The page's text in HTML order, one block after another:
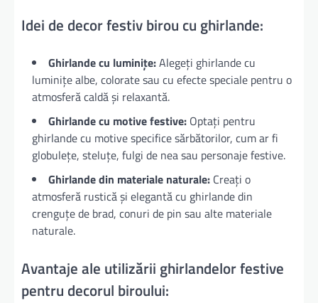
Idei de decor festiv birou cu ghirlande:
Ghirlande cu luminițe:Alegeți ghirlande cu
luminițe albe, colorate sau cu efecte speciale pentru o
atmosferă caldă și relaxantă.
Ghirlande cu motive festive: Optați pentru
ghirlande cu motive specifice sărbătorilor, cum ar fi
globulețe, steluțe, fulgi de nea sau personaje festive.
Ghirlande din materiale naturale: Creați o
atmosferă rustică și elegantă cu ghirlande din
crenguțe de brad, conuri de pin sau alte materiale
naturale.
Avantaje ale utilizării ghirlandelor festive
pentru decorul biroului: